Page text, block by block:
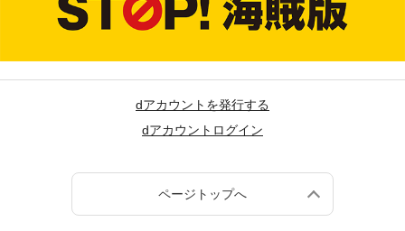
dアカウントを発行する
dアカウントログイン
ページトップへ